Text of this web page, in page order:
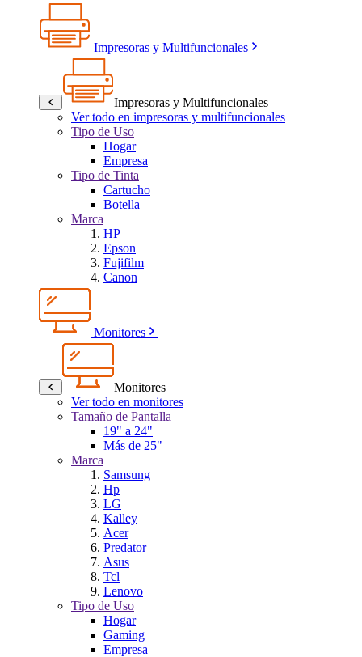
Impresoras y Multifuncionales
Impresoras y Multifuncionales
Ver todo en impresoras y multifuncionales
Tipo de Uso
Hogar
Empresa
Tipo de Tinta
Cartucho
Botella
Marca
HP
Epson
Fujifilm
Canon
Monitores
Monitores
Ver todo en monitores
Tamaño de Pantalla
19" a 24"
Más de 25"
Marca
Samsung
Hp
LG
Kalley
Acer
Predator
Asus
Tcl
Lenovo
Tipo de Uso
Hogar
Gaming
Empresa